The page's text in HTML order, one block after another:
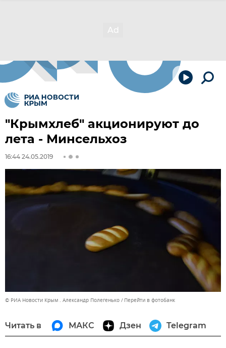
"Крымхлеб" акционируют до
лета - Минсельхоз
16:44 24.05.2019
© РИА Новости Крым . Александр Полегенько Перейти в фотобанк
Читать в МАКС Дзен Telegram